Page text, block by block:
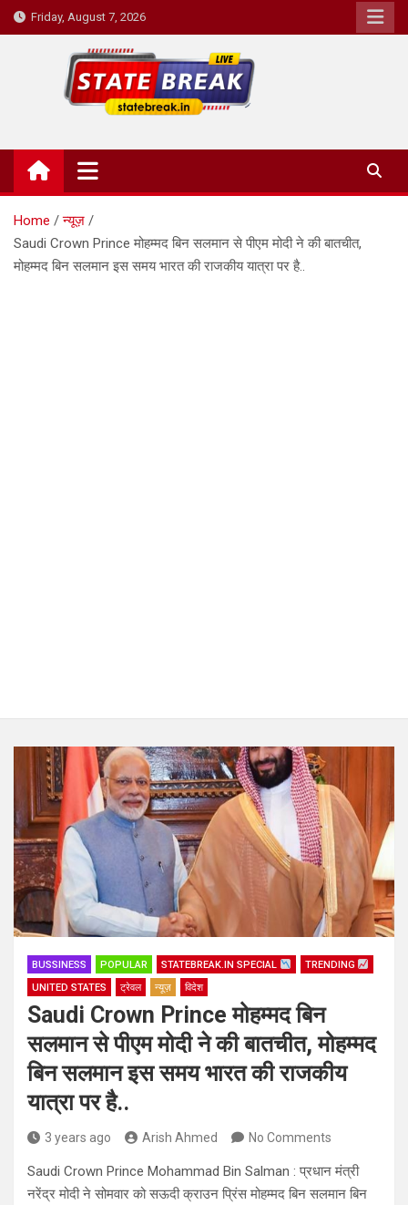
Skip
to
Friday, August 7, 2026
State Break
Home
न्यूज़
Saudi Crown Prince मोहम्मद बिन सलमान से पीएम मोदी ने की बातचीत,
मोहम्मद बिन सलमान इस समय भारत की राजकीय यात्रा पर है..
BUSSINESS POPULAR STATEBREAK.IN SPECIAL
TRENDING
UNITED STATES
ट्रेवल न्यूज़ विदेश
Saudi Crown Prince मोहम्मद बिन
सलमान से पीएम मोदी ने की बातचीत, मोहम्मद
बिन सलमान इस समय भारत की राजकीय
यात्रा पर है..
3 years ago Arish Ahmed No Comments
Saudi Crown Prince Mohammad Bin Salman : प्रधान मंत्री
नरेंद्र मोदी ने सोमवार को सऊदी क्राउन प्रिंस मोहम्मद बिन सलमान बिन